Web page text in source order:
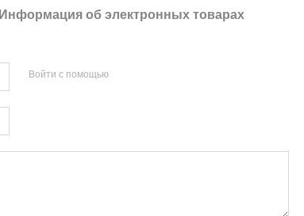
Информация об электронных товарах
Войти с помощью